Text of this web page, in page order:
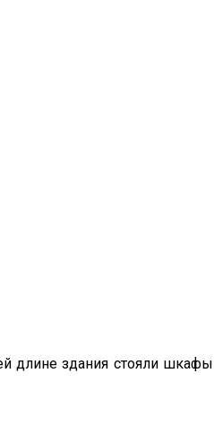
здания стояли